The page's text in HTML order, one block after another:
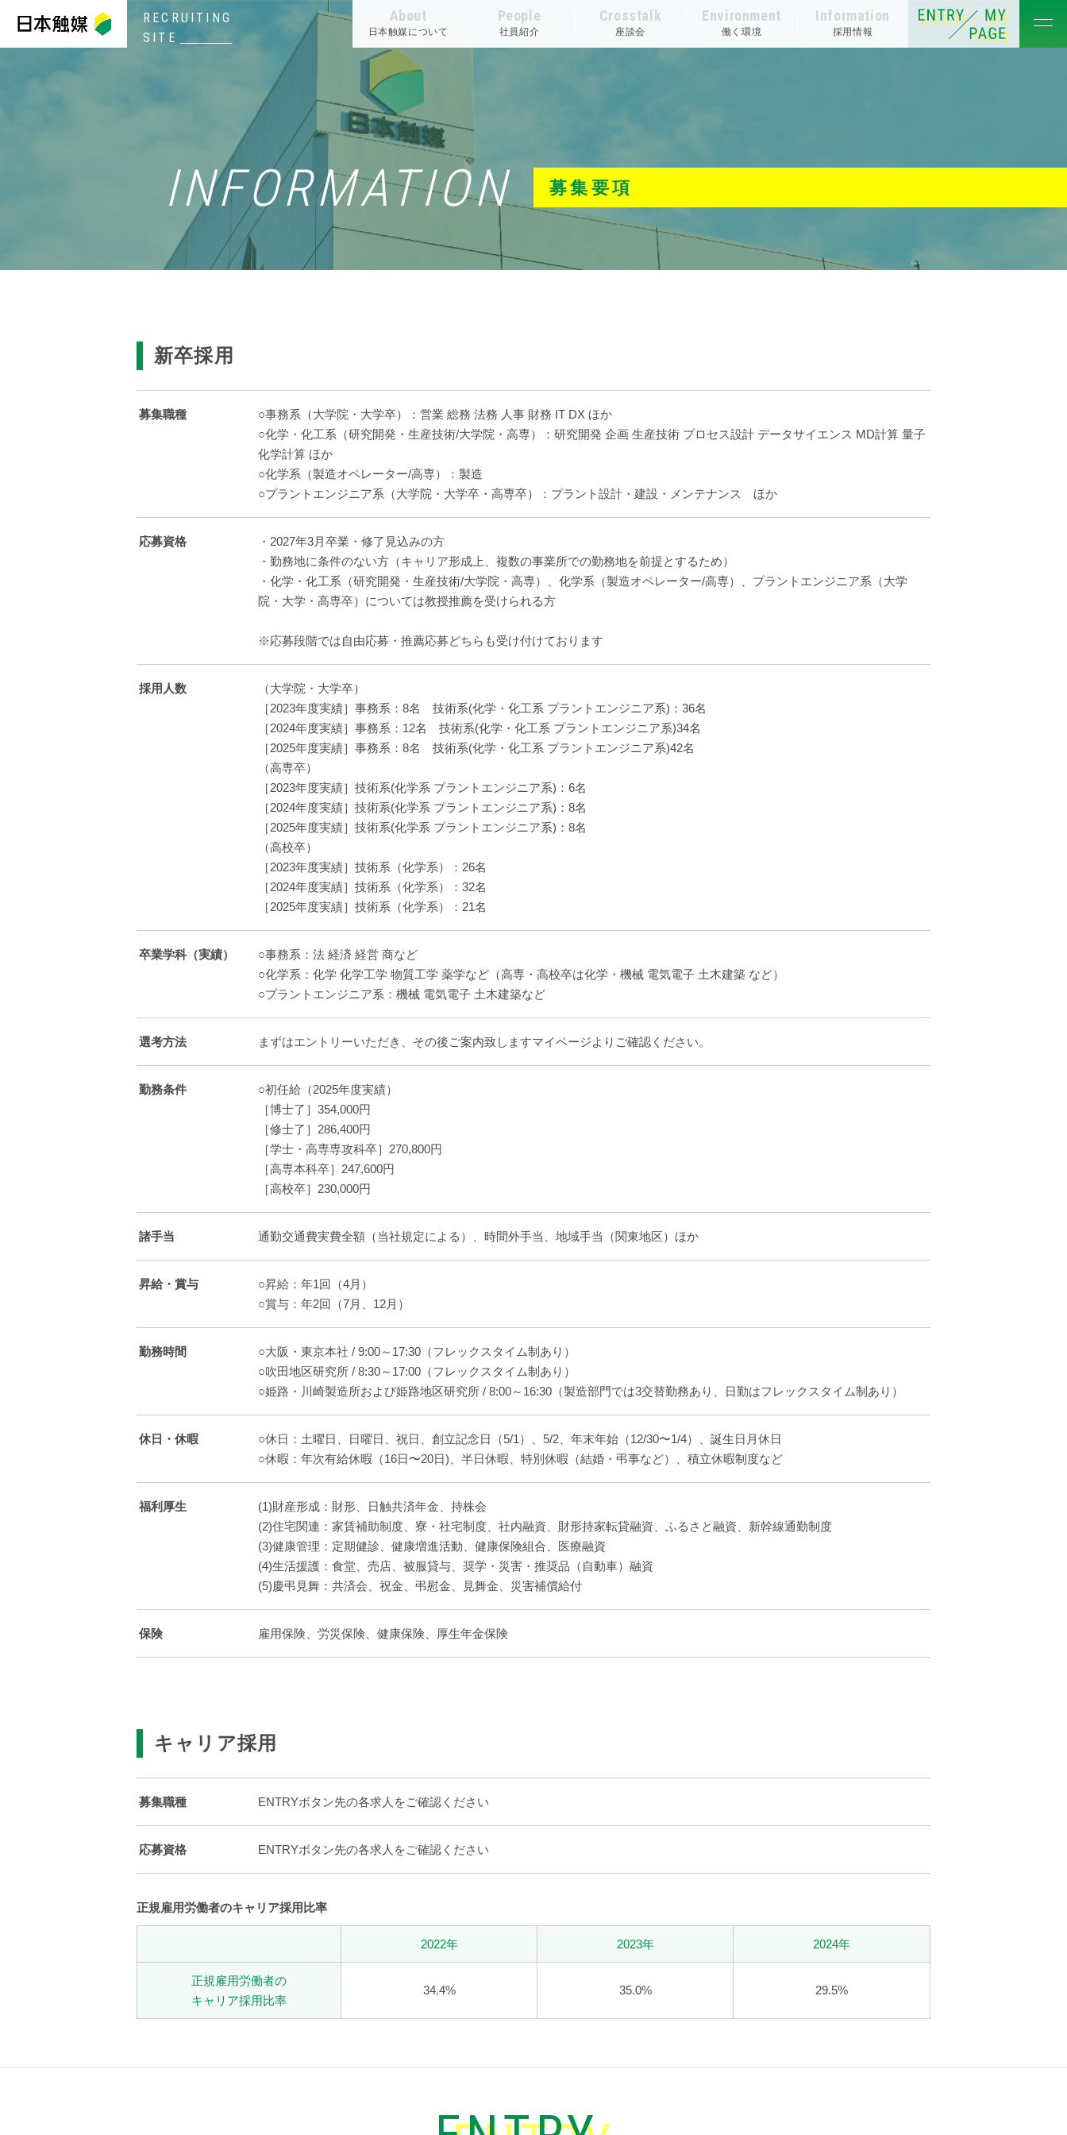
RECRUITING
SITE
About
日本触媒について
People
社員紹介
Crosstalk
座談会
Environment
働く環境
Information
採用情報
INFORMATION 募集要項
新卒採用
募集職種
○事務系（大学院・大学卒）：営業 総務 法務 人事 財務 IT DX ほか
○化学・化工系（研究開発・生産技術/大学院・高専）：研究開発 企画 生産技術 プロセス設計 データサイエンス MD計算 量子
化学計算 ほか
○化学系（製造オペレーター/高専）：製造
○プラントエンジニア系（大学院・大学卒・高専卒）：プラント設計・建設・メンテナンス ほか
応募資格
・2027年3月卒業・修了見込みの方
・勤務地に条件のない方（キャリア形成上、複数の事業所での勤務地を前提とするため）
・化学・化工系（研究開発・生産技術/大学院・高専）、化学系（製造オペレーター/高専）、プラントエンジニア系（大学
院・大学・高専卒）については教授推薦を受けられる方
※応募段階では自由応募・推薦応募どちらも受け付けております
採用人数
（大学院・大学卒）
［2023年度実績］事務系：8名 技術系(化学・化工系 プラントエンジニア系)：36名
［2024年度実績］事務系：12名 技術系(化学・化工系 プラントエンジニア系)34名
［2025年度実績］事務系：8名 技術系(化学・化工系 プラントエンジニア系)42名
（高専卒）
［2023年度実績］技術系(化学系 プラントエンジニア系)：6名
［2024年度実績］技術系(化学系 プラントエンジニア系)：8名
［2025年度実績］技術系(化学系 プラントエンジニア系)：8名
（高校卒）
［2023年度実績］技術系（化学系）：26名
［2024年度実績］技術系（化学系）：32名
［2025年度実績］技術系（化学系）：21名
卒業学科（実績）
○事務系：法 経済 経営 商など
○化学系：化学 化学工学 物質工学 薬学など（高専・高校卒は化学・機械 電気電子 土木建築 など）
○プラントエンジニア系：機械 電気電子 土木建築など
選考方法 まずはエントリーいただき、その後ご案内致しますマイページよりご確認ください。
勤務条件
○初任給（2025年度実績）
［博士了］354,000円
［修士了］286,400円
［学士・高専専攻科卒］270,800円
［高専本科卒］247,600円
［高校卒］230,000円
諸手当 通勤交通費実費全額（当社規定による）、時間外手当、地域手当（関東地区）ほか
昇給・賞与
○昇給：年1回（4月）
○賞与：年2回（7月、12月）
勤務時間
○大阪・東京本社 / 9:00～17:30（フレックスタイム制あり）
○吹田地区研究所 / 8:30～17:00（フレックスタイム制あり）
○姫路・川崎製造所および姫路地区研究所 / 8:00～16:30（製造部門では3交替勤務あり、日勤はフレックスタイム制あり）
休日・休暇
○休日：土曜日、日曜日、祝日、創立記念日（5/1）、5/2、年末年始（12/30〜1/4）、誕生日月休日
○休暇：年次有給休暇（16日〜20日)、半日休暇、特別休暇（結婚・弔事など）、積立休暇制度など
福利厚生
(1)財産形成：財形、日触共済年金、持株会
(2)住宅関連：家賃補助制度、寮・社宅制度、社内融資、財形持家転貸融資、ふるさと融資、新幹線通勤制度
(3)健康管理：定期健診、健康増進活動、健康保険組合、医療融資
(4)生活援護：食堂、売店、被服貸与、奨学・災害・推奨品（自動車）融資
(5)慶弔見舞：共済会、祝金、弔慰金、見舞金、災害補償給付
保険 雇用保険、労災保険、健康保険、厚生年金保険
キャリア採用
募集職種 ENTRYボタン先の各求人をご確認ください
応募資格 ENTRYボタン先の各求人をご確認ください
正規雇用労働者のキャリア採用比率
2022年 2023年 2024年
正規雇用労働者の
キャリア採用比率
34.4% 35.0% 29.5%